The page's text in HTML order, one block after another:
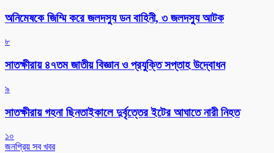
অনিমেষকে জিম্মি করে জলদস্যু ডন বাহিনী, ৩ জলদস্যু আটক
৮
সাতক্ষীরায় ৪৭তম জাতীয় বিজ্ঞান ও প্রযুক্তি সপ্তাহ উদ্বোধন
৯
সাতক্ষীরায় গহনা ছিনতাইকালে দুর্বৃত্তের ইটের আঘাতে নারী নিহত
১০
জনপ্রিয় সব খবর